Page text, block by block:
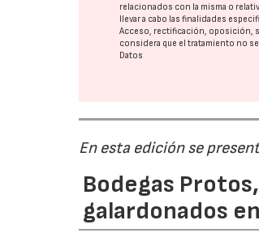
relacionados con la misma o
llevar a cabo las finalidades
Acceso, rectificación, oposición,
considera que el tratamiento no
Datos
En esta edición se
Bodegas
galardonados